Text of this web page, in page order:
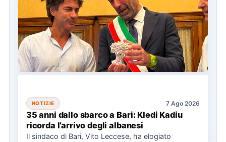
NOTIZIE 7 Ago 2026
35 anni dallo sbarco a Bari: Kledi Kadiu
ricorda l’arrivo degli albanesi
Il sindaco di Bari, Vito Leccese, ha elogiato